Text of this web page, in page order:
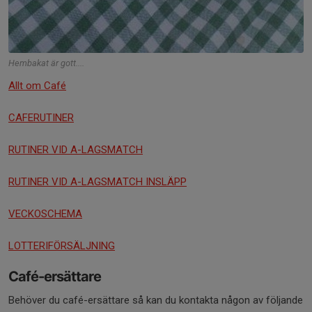
Hembakat är gott....
Allt om Café
CAFERUTINER
RUTINER VID A-LAGSMATCH
RUTINER VID A-LAGSMATCH INSLÄPP
VECKOSCHEMA
LOTTERIFÖRSÄLJNING
Café-ersättare
Behöver du café-ersättare så kan du kontakta någon av följande